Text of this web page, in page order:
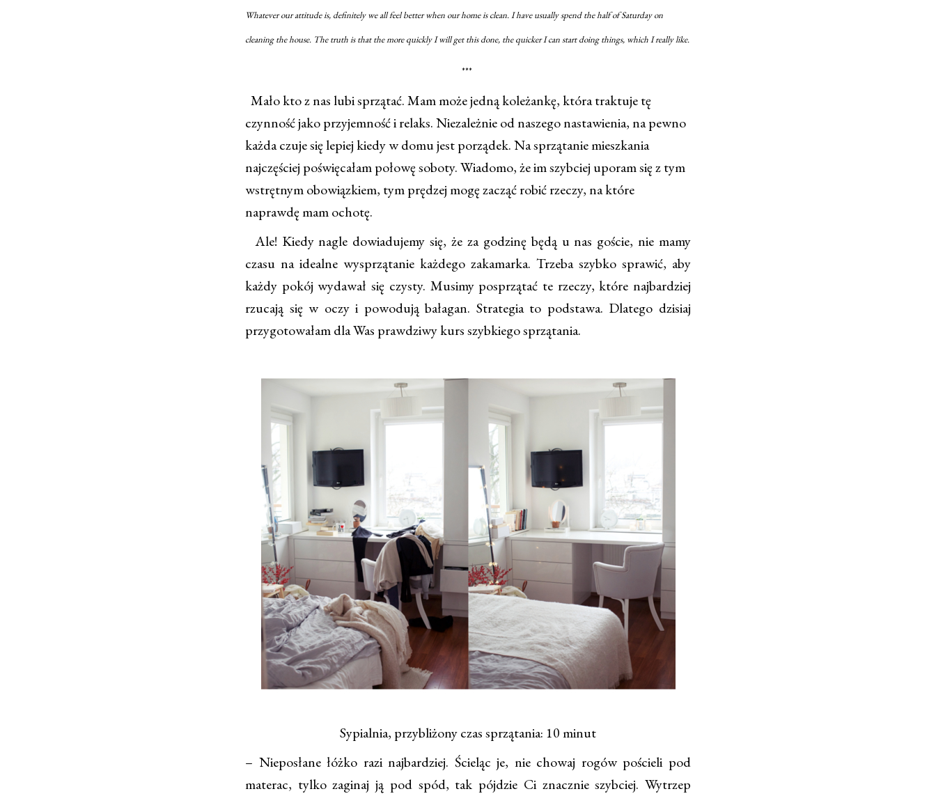
Whatever our attitude is, definitely we all feel better when our home is clean. I have usually spend the half of Saturday on
cleaning the house. The truth is that the more quickly I will get this done, the quicker I can start doing things, which I really like.
***
Mało kto z nas lubi sprzątać. Mam może jedną koleżankę, która traktuje tę
czynność jako przyjemność i relaks. Niezależnie od naszego nastawienia, na pewno
każda czuje się lepiej kiedy w domu jest porządek. Na sprzątanie mieszkania
najczęściej poświęcałam połowę soboty. Wiadomo, że im szybciej uporam się z tym
wstrętnym obowiązkiem, tym prędzej mogę zacząć robić rzeczy, na które
naprawdę mam ochotę.
Ale! Kiedy nagle dowiadujemy się, że za godzinę będą u nas goście, nie mamy
czasu na idealne wysprzątanie każdego zakamarka. Trzeba szybko sprawić, aby
każdy pokój wydawał się czysty. Musimy posprzątać te rzeczy, które najbardziej
rzucają się w oczy i powodują bałagan. Strategia to podstawa. Dlatego dzisiaj
przygotowałam dla Was prawdziwy kurs szybkiego sprzątania.
Sypialnia, przybliżony czas sprzątania: 10 minut
– Nieposłane łóżko razi najbardziej. Ścieląc je, nie chowaj rogów pościeli pod
materac, tylko zaginaj ją pod spód, tak pójdzie Ci znacznie szybciej. Wytrzep